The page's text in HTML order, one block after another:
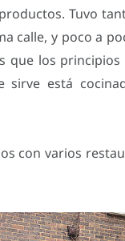
Tuvo
calle, y poco a
que los
sirve está
con varios